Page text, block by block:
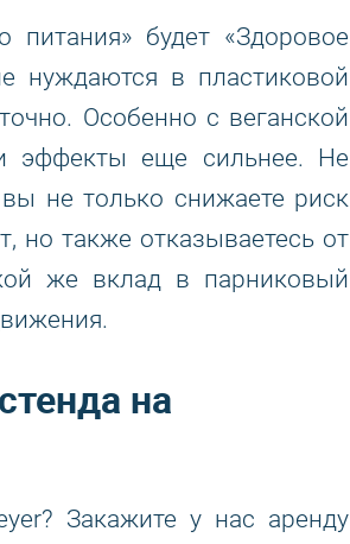
питания» будет «Здоровое
нуждаются в пластиковой
Особенно с веганской
эффекты еще сильнее. Не
не только снижаете риск
но также отказываетесь от
же вклад в парниковый
на
Закажите у нас аренду